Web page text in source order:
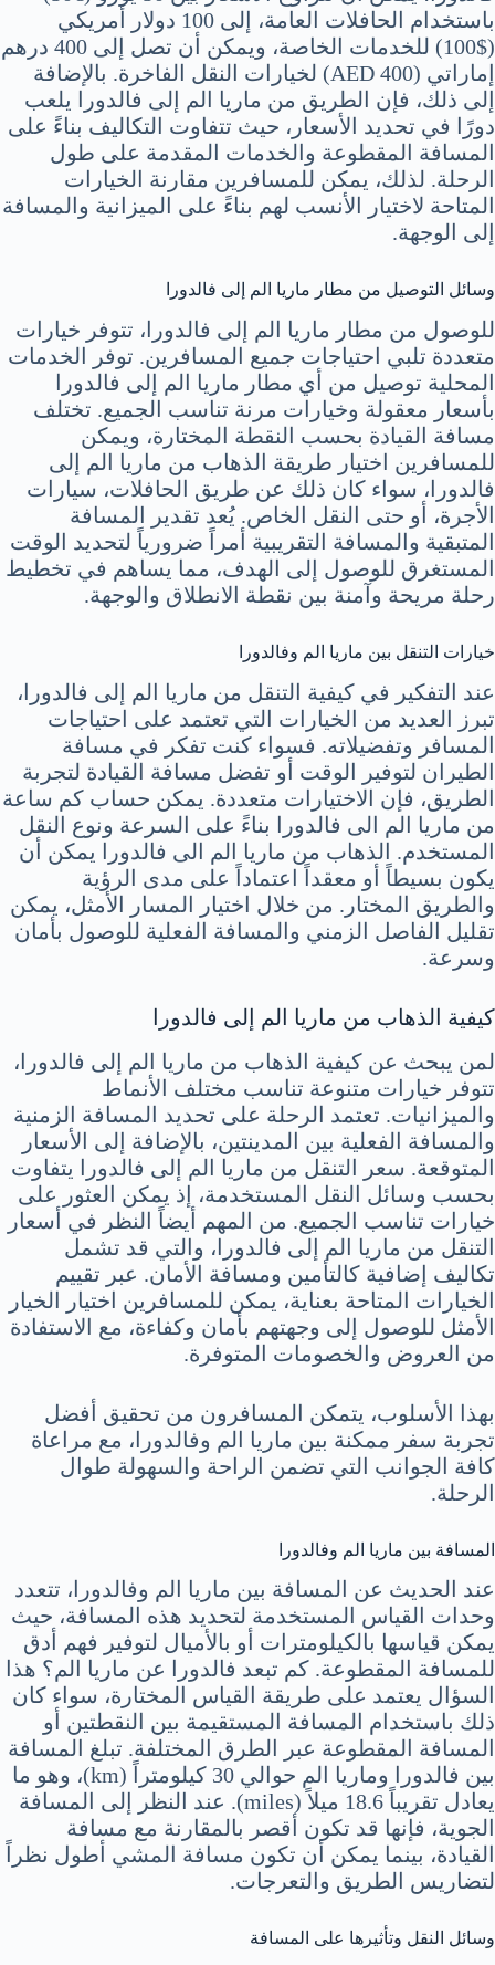
باستخدام الحافلات العامة، إلى 100 دولار أمريكي
($100) للخدمات الخاصة، ويمكن أن تصل إلى 400 درهم
إماراتي (AED 400) لخيارات النقل الفاخرة. بالإضافة
إلى ذلك، فإن الطريق من ماريا الم إلى فالدورا يلعب
دورًا في تحديد الأسعار، حيث تتفاوت التكاليف بناءً على
المسافة المقطوعة والخدمات المقدمة على طول
الرحلة. لذلك، يمكن للمسافرين مقارنة الخيارات
المتاحة لاختيار الأنسب لهم بناءً على الميزانية والمسافة
إلى الوجهة.
وسائل التوصيل من مطار ماريا الم إلى فالدورا
للوصول من مطار ماريا الم إلى فالدورا، تتوفر خيارات
متعددة تلبي احتياجات جميع المسافرين. توفر الخدمات
المحلية توصيل من أي مطار ماريا الم إلى فالدورا
بأسعار معقولة وخيارات مرنة تناسب الجميع. تختلف
مسافة القيادة بحسب النقطة المختارة، ويمكن
للمسافرين اختيار طريقة الذهاب من ماريا الم إلى
فالدورا، سواء كان ذلك عن طريق الحافلات، سيارات
الأجرة، أو حتى النقل الخاص. يُعد تقدير المسافة
المتبقية والمسافة التقريبية أمراً ضرورياً لتحديد الوقت
المستغرق للوصول إلى الهدف، مما يساهم في تخطيط
رحلة مريحة وآمنة بين نقطة الانطلاق والوجهة.
خيارات التنقل بين ماريا الم وفالدورا
عند التفكير في كيفية التنقل من ماريا الم إلى فالدورا،
تبرز العديد من الخيارات التي تعتمد على احتياجات
المسافر وتفضيلاته. فسواء كنت تفكر في مسافة
الطيران لتوفير الوقت أو تفضل مسافة القيادة لتجربة
الطريق، فإن الاختيارات متعددة. يمكن حساب كم ساعة
من ماريا الم الى فالدورا بناءً على السرعة ونوع النقل
المستخدم. الذهاب من ماريا الم الى فالدورا يمكن أن
يكون بسيطاً أو معقداً اعتماداً على مدى الرؤية
والطريق المختار. من خلال اختيار المسار الأمثل، يمكن
تقليل الفاصل الزمني والمسافة الفعلية للوصول بأمان
وسرعة.
كيفية الذهاب من ماريا الم إلى فالدورا
لمن يبحث عن كيفية الذهاب من ماريا الم إلى فالدورا،
تتوفر خيارات متنوعة تناسب مختلف الأنماط
والميزانيات. تعتمد الرحلة على تحديد المسافة الزمنية
والمسافة الفعلية بين المدينتين، بالإضافة إلى الأسعار
المتوقعة. سعر التنقل من ماريا الم إلى فالدورا يتفاوت
بحسب وسائل النقل المستخدمة، إذ يمكن العثور على
خيارات تناسب الجميع. من المهم أيضاً النظر في أسعار
التنقل من ماريا الم إلى فالدورا، والتي قد تشمل
تكاليف إضافية كالتأمين ومسافة الأمان. عبر تقييم
الخيارات المتاحة بعناية، يمكن للمسافرين اختيار الخيار
الأمثل للوصول إلى وجهتهم بأمان وكفاءة، مع الاستفادة
من العروض والخصومات المتوفرة.
بهذا الأسلوب، يتمكن المسافرون من تحقيق أفضل
تجربة سفر ممكنة بين ماريا الم وفالدورا، مع مراعاة
كافة الجوانب التي تضمن الراحة والسهولة طوال
الرحلة.
المسافة بين ماريا الم وفالدورا
عند الحديث عن المسافة بين ماريا الم وفالدورا، تتعدد
وحدات القياس المستخدمة لتحديد هذه المسافة، حيث
يمكن قياسها بالكيلومترات أو بالأميال لتوفير فهم أدق
للمسافة المقطوعة. كم تبعد فالدورا عن ماريا الم؟ هذا
السؤال يعتمد على طريقة القياس المختارة، سواء كان
ذلك باستخدام المسافة المستقيمة بين النقطتين أو
المسافة المقطوعة عبر الطرق المختلفة. تبلغ المسافة
بين فالدورا وماريا الم حوالي 30 كيلومتراً (km)، وهو ما
يعادل تقريباً 18.6 ميلاً (miles). عند النظر إلى المسافة
الجوية، فإنها قد تكون أقصر بالمقارنة مع مسافة
القيادة، بينما يمكن أن تكون مسافة المشي أطول نظراً
لتضاريس الطريق والتعرجات.
وسائل النقل وتأثيرها على المسافة